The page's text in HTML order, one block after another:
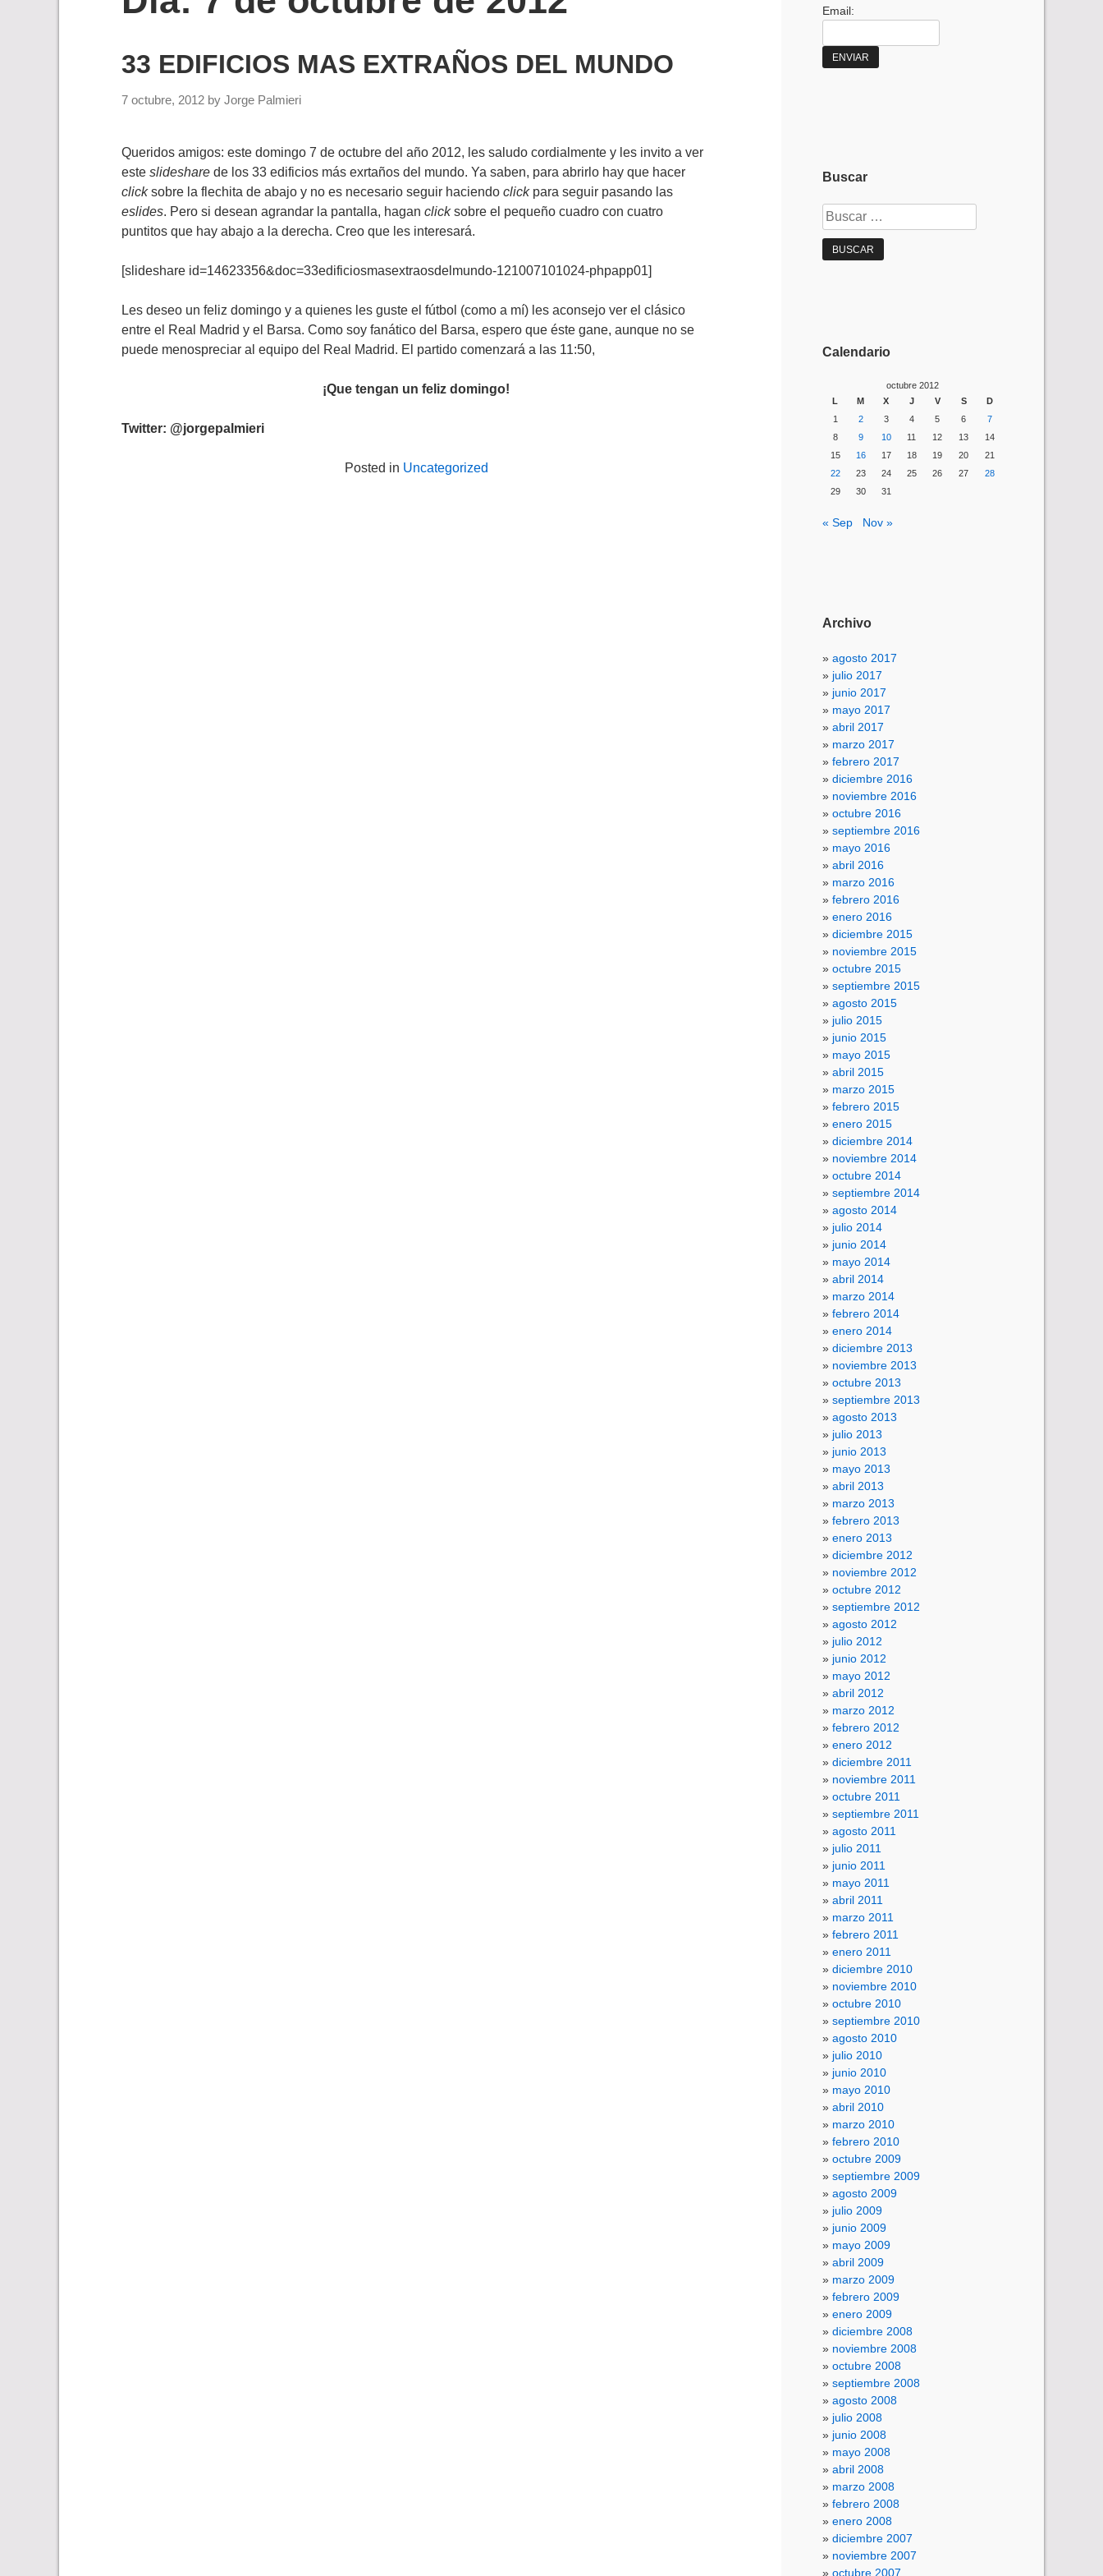
33 EDIFICIOS MAS EXTRAÑOS DEL MUNDO
7 octubre, 2012 by Jorge Palmieri
Queridos amigos: este domingo 7 de octubre del año 2012, les saludo cordialmente y les invito a ver
este slideshare de los 33 edificios más exrtaños del mundo. Ya saben, para abrirlo hay que hacer
clicksobre la flechita de abajo y no es necesario seguir haciendo clickpara seguir pasando las
eslides. Pero si desean agrandar la pantalla, hagan clicksobre el pequeño cuadro con cuatro
puntitos que hay abajo a la derecha. Creo que les interesará.
[slideshare id=14623356&doc=33edificiosmasextraosdelmundo-121007101024-phpapp01]
Les deseo un feliz domingo y a quienes les guste el fútbol (como a mí) les aconsejo ver el clásico
entre el Real Madrid y el Barsa. Como soy fanático del Barsa, espero que éste gane, aunque no se
puede menospreciar al equipo del Real Madrid. El partido comenzará a las 11:50,
¡Que tengan un feliz domingo!
Twitter: @jorgepalmieri
Posted in Uncategorized
Email:
Buscar
Buscar:
Calendario
octubre 2012
L
M X J V S
D
1
2 3 4 5 6
7
8
9 10 11 12 13
14
15
16 17 18 19 20
21
22
23 24 25 26 27
28
29
30 31
« Sep Nov »
Archivo
agosto 2017
julio 2017
junio 2017
mayo 2017
abril 2017
marzo 2017
febrero 2017
diciembre 2016
noviembre 2016
octubre 2016
septiembre 2016
mayo 2016
abril 2016
marzo 2016
febrero 2016
enero 2016
diciembre 2015
noviembre 2015
octubre 2015
septiembre 2015
agosto 2015
julio 2015
junio 2015
mayo 2015
abril 2015
marzo 2015
febrero 2015
enero 2015
diciembre 2014
noviembre 2014
octubre 2014
septiembre 2014
agosto 2014
julio 2014
junio 2014
mayo 2014
abril 2014
marzo 2014
febrero 2014
enero 2014
diciembre 2013
noviembre 2013
octubre 2013
septiembre 2013
agosto 2013
julio 2013
junio 2013
mayo 2013
abril 2013
marzo 2013
febrero 2013
enero 2013
diciembre 2012
noviembre 2012
octubre 2012
septiembre 2012
agosto 2012
julio 2012
junio 2012
mayo 2012
abril 2012
marzo 2012
febrero 2012
enero 2012
diciembre 2011
noviembre 2011
octubre 2011
septiembre 2011
agosto 2011
julio 2011
junio 2011
mayo 2011
abril 2011
marzo 2011
febrero 2011
enero 2011
diciembre 2010
noviembre 2010
octubre 2010
septiembre 2010
agosto 2010
julio 2010
junio 2010
mayo 2010
abril 2010
marzo 2010
febrero 2010
octubre 2009
septiembre 2009
agosto 2009
julio 2009
junio 2009
mayo 2009
abril 2009
marzo 2009
febrero 2009
enero 2009
diciembre 2008
noviembre 2008
octubre 2008
septiembre 2008
agosto 2008
julio 2008
junio 2008
mayo 2008
abril 2008
marzo 2008
febrero 2008
enero 2008
diciembre 2007
noviembre 2007
octubre 2007